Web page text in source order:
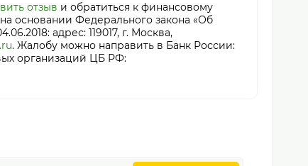
отзыв и обратиться к финансовому
основании Федерального закона «Об
адрес: 119017, г. Москва,
. Жалобу можно направить в Банк России:
организаций ЦБ РФ: